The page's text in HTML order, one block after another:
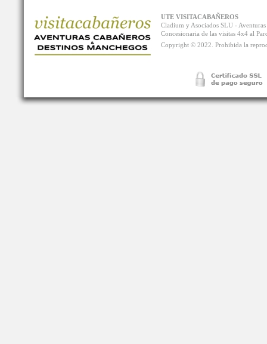
UTE VISITACABAÑEROS
Cladium y Asociados SLU -
Concesionaria de las visitas 4x4 al
Copyright © 2022. Prohibida la